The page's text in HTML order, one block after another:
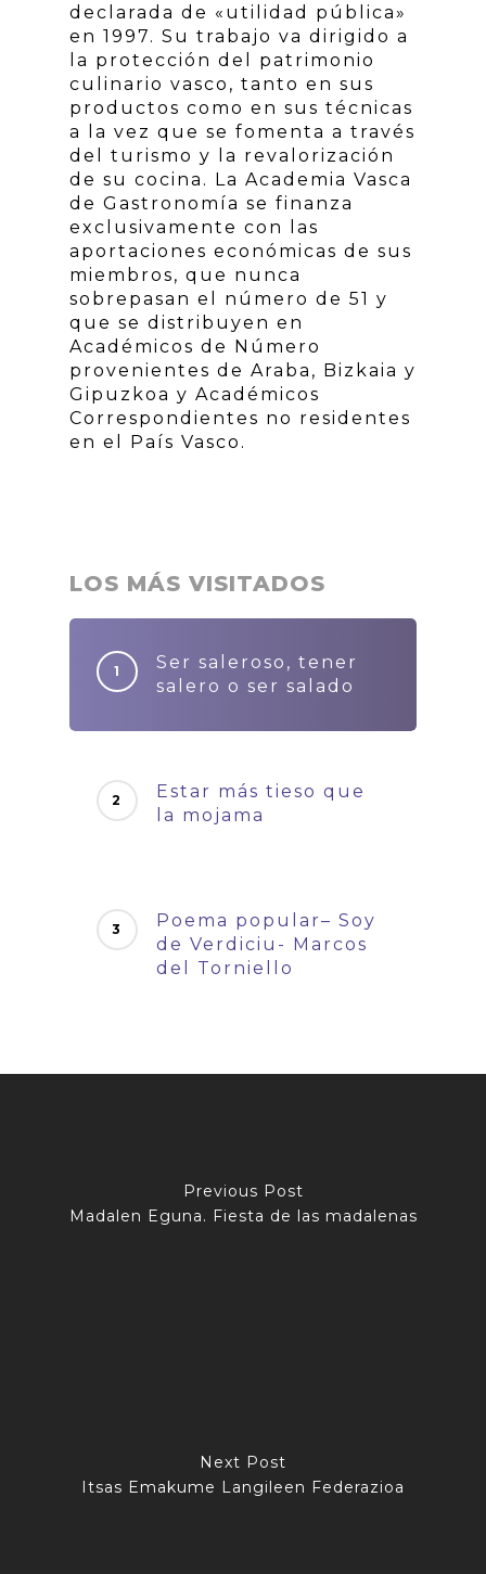
declarada de «utilidad pública»
en 1997. Su trabajo va dirigido a
la protección del patrimonio
culinario vasco, tanto en sus
productos como en sus técnicas
a la vez que se fomenta a través
del turismo y la revalorización
de su cocina. La Academia Vasca
de Gastronomía se finanza
exclusivamente con las
aportaciones económicas de sus
miembros, que nunca
sobrepasan el número de 51 y
que se distribuyen en
Académicos de Número
provenientes de Araba, Bizkaia y
Gipuzkoa y Académicos
Correspondientes no residentes
en el País Vasco.
LOS MÁS VISITADOS
Ser saleroso, tener
salero o ser salado
Estar más tieso que
la mojama
Poema popular– Soy
de Verdiciu- Marcos
del Torniello
Previous Post
Madalen Eguna. Fiesta de las madalenas
Next Post
Itsas Emakume Langileen Federazioa